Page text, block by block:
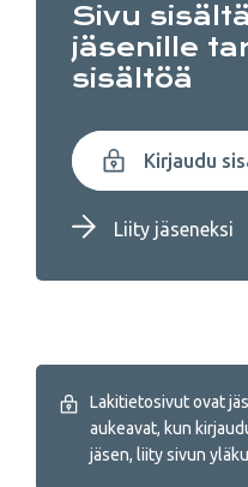
Sivu
jäsenille
sisältöä
Kirjaudu
Liity jäseneksi
Lakitietosivut ovat
aukeavat, kun
jäsen, liity sivun